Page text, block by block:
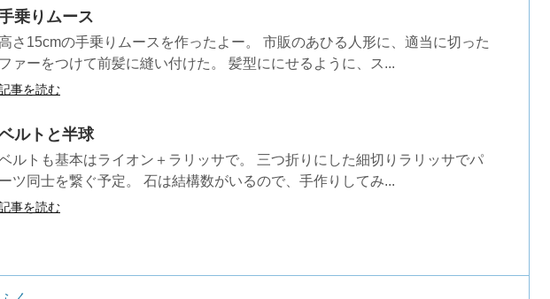
乗りムース
さ15cmの手乗りムースを作ったよー。 市販のあひる人形に、適当に切った
ファーをつけて前髪に縫い付けた。 髪型ににせるように、ス...
事を読む
ルトと半球
ルトも基本はライオン＋ラリッサで。 三つ折りにした細切りラリッサでパ
ーツ同士を繋ぐ予定。 石は結構数がいるので、手作りしてみ...
事を読む